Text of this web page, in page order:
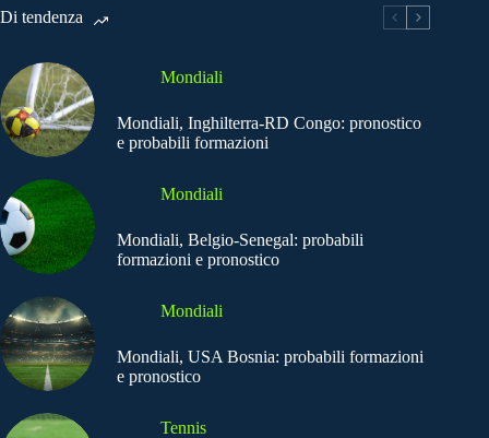
Di tendenza
Mondiali
Mondiali, Inghilterra-RD Congo: pronostico
e probabili formazioni
Mondiali
Mondiali, Belgio-Senegal: probabili
formazioni e pronostico
Mondiali
Mondiali, USA Bosnia: probabili formazioni
e pronostico
Tennis